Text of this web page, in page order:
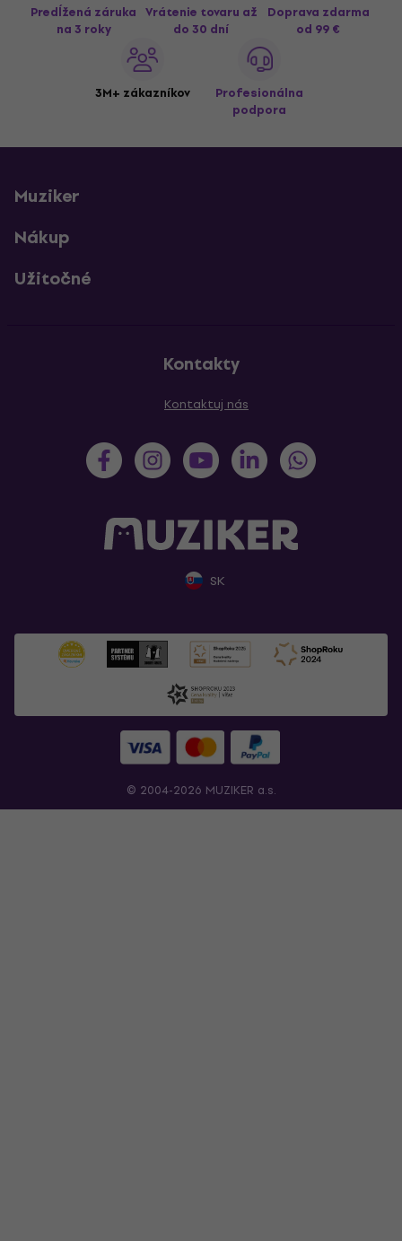
Predĺžená záruka
na 3 roky
Vrátenie tovaru až
do 30 dní
Doprava zdarma
od 99 €
3M+ zákazníkov
Profesionálna
podpora
Muziker
Nákup
Užitočné
Kontakty
Kontaktuj nás
SK
© 2004-2026 MUZIKER a.s.